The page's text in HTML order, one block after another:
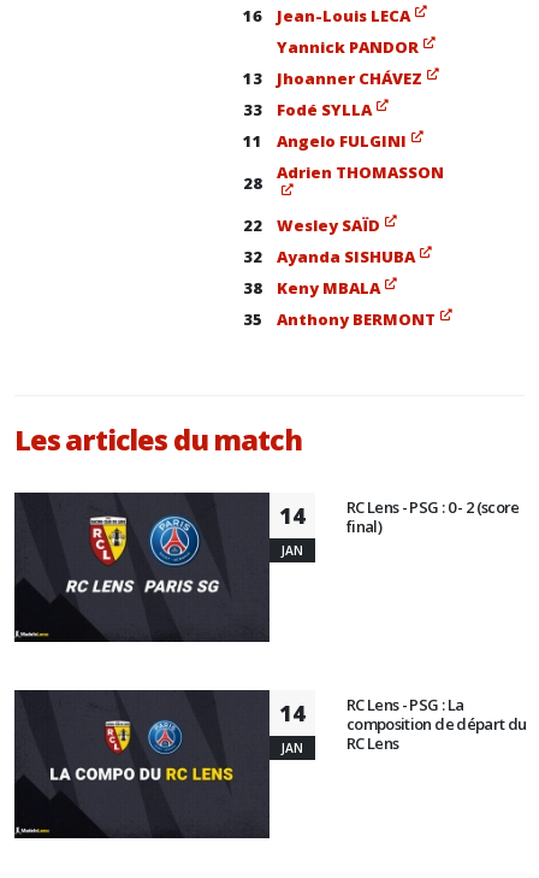
16
Jean-Louis LECA
Yannick PANDOR
13
Jhoanner CHÁVEZ
33
Fodé SYLLA
11
Angelo FULGINI
28
Adrien THOMASSON
22
Wesley SAÏD
32
Ayanda SISHUBA
38
Keny MBALA
35
Anthony BERMONT
Les articles du match
14
JAN
RC Lens - PSG : 0 - 2 (score
final)
14
JAN
RC Lens - PSG : La
composition de départ du
RC Lens